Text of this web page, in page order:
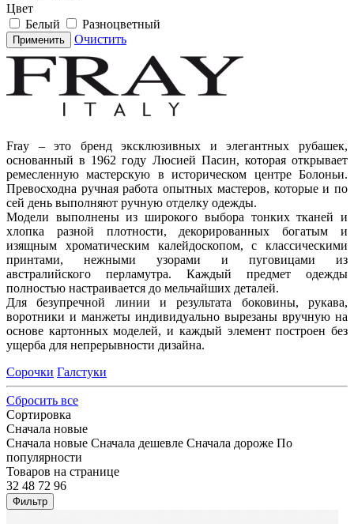
Цвет
Белый
Разноцветный
Применить Очистить
Fray – это бренд эксклюзивных и элегантных рубашек,
основанный в 1962 году Люсией Пасин, которая открывает
ремесленную мастерскую в историческом центре Болоньи.
Превосходна ручная работа опытных мастеров, которые и по
сей день выполняют ручную отделку одежды.
Модели выполнены из широкого выбора тонких тканей и
хлопка разной плотности, декорированных богатым и
изящным хроматическим калейдоскопом, с классическими
принтами, нежными узорами и пуговицами из
австралийского перламутра. Каждый предмет одежды
полностью настраивается до мельчайших деталей.
Для безупречной линии и результата боковины, рукава,
воротники и манжеты индивидуально вырезаны вручную на
основе картонных моделей, и каждый элемент построен без
ущерба для непрерывности дизайна.
Сорочки Галстуки
Сбросить все
Сортировка
Сначала новые
Сначала новые Сначала дешевле Сначала дороже По
популярности
Товаров на странице
32 48 72 96
Фильтр